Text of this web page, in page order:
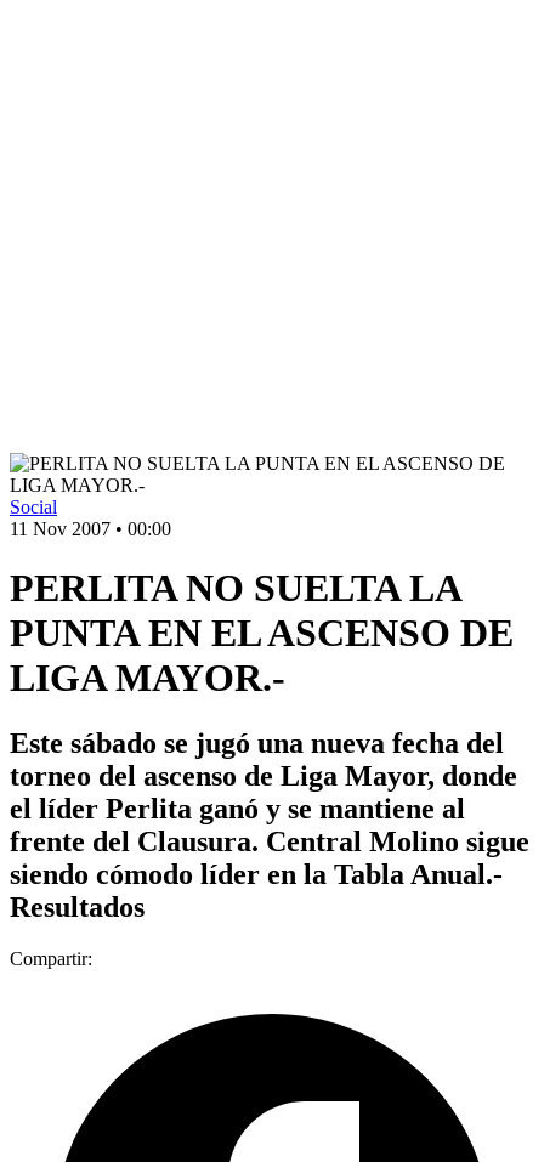
Social
11 Nov 2007 • 00:00
PERLITA NO SUELTA LA
PUNTA EN EL ASCENSO DE
LIGA MAYOR.-
Este sábado se jugó una nueva fecha del
torneo del ascenso de Liga Mayor, donde
el líder Perlita ganó y se mantiene al
frente del Clausura. Central Molino sigue
siendo cómodo líder en la Tabla Anual.-
Resultados
Compartir: